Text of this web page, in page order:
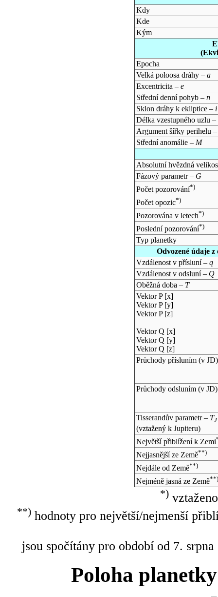
Kdy
Kde
Kým
Epocha
Velká poloosa dráhy – a
Excentricita – e
Střední denní pohyb – n
Sklon dráhy k ekliptice – i
Délka vzestupného uzlu –
Argument šířky perihelu
Střední anomálie – M
Absolutní hvězdná
Fázový parametr – G
Počet pozorování*)
Počet opozic*)
Pozorována v letech*)
Poslední pozorování*)
Typ planetky
Odvozené údaje
Vzdálenost v přísluní – q
Vzdálenost v odsluní – Q
Oběžná doba – T
Vektor P [x]
Vektor P [y]
Vektor P [z]
Vektor Q [x]
Vektor Q [y]
Vektor Q [z]
Průchody přísluním (v JD)
Průchody odsluním (v JD)
Tisserandův parametr – TJ
(vztažený k Jupiteru)
Největší přiblížení k Zemi
Nejjasnější ze Země**)
Nejdále od Země**)
Nejméně jasná ze Země**)
*)
**)hodnoty pro největší/nejmenší
jsou spočítány pro období od 7.
Poloha